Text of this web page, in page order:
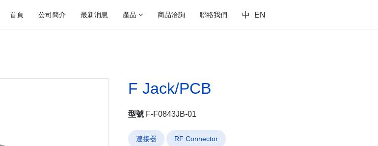
首頁 公司簡介 最新消息 產品 商品洽詢 聯絡我們 中 EN
F Jack/PCB
型號 F-F0843JB-01
連接器 RF Connector